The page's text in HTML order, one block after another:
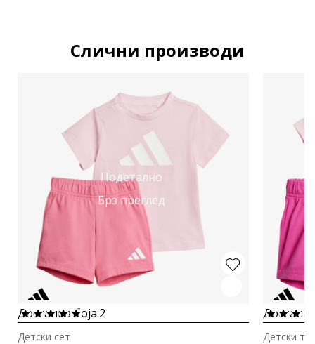
Слични производи
Подетално
Брз преглед
Достапна боја:2
Детски сет Детски